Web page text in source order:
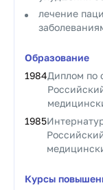
лечение
Образование
1984Диплом по
1985
Курсы